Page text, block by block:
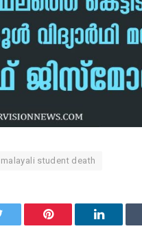
malayali student death
Pinterest